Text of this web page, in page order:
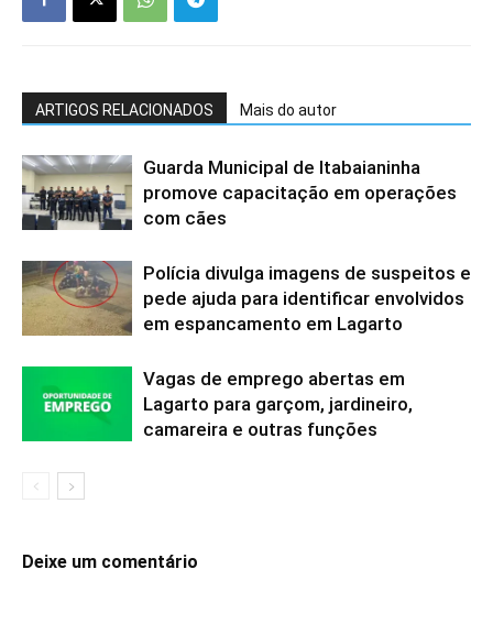
ARTIGOS RELACIONADOS Mais do autor
Guarda Municipal de Itabaianinha
promove capacitação em operações
com cães
Polícia divulga imagens de suspeitos e
pede ajuda para identificar envolvidos
em espancamento em Lagarto
Vagas de emprego abertas em
Lagarto para garçom, jardineiro,
camareira e outras funções
Deixe um comentário